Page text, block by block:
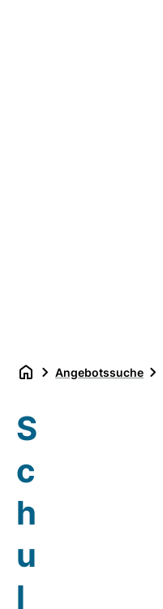
Angebotssuche
S
c
h
u
l